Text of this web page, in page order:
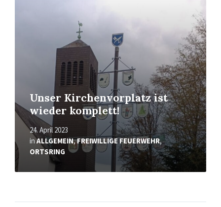
Unser Kirchenvorplatz ist
wieder komplett!
24. April 2023
inALLGEMEIN,FREIWILLIGE FEUERWEHR,
ORTSRING